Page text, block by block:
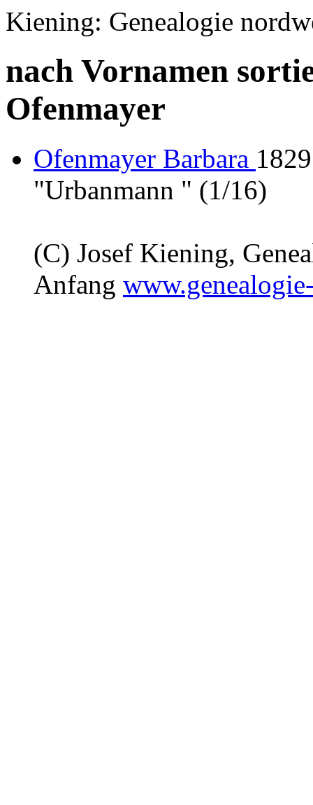
Kiening: Genealogie
nach Vornamen
Ofenmayer
Ofenmayer Barbara
"Urbanmann " (1/16)
(C) Josef Kiening,
Anfang